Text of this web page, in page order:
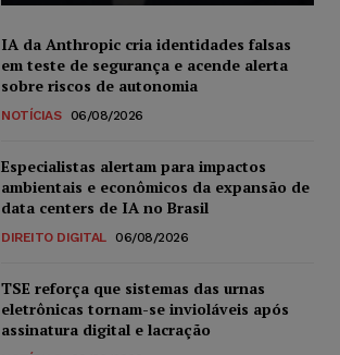
IA da Anthropic cria identidades falsas
em teste de segurança e acende alerta
sobre riscos de autonomia
NOTÍCIAS 06/08/2026
Especialistas alertam para impactos
ambientais e econômicos da expansão de
data centers de IA no Brasil
DIREITO DIGITAL 06/08/2026
TSE reforça que sistemas das urnas
eletrônicas tornam-se invioláveis após
assinatura digital e lacração